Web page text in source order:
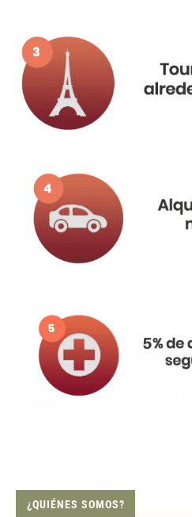
¿QUIÉNES SOMOS?